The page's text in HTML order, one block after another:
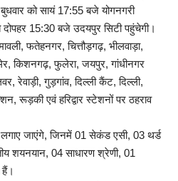
को सायं 17:55 बजे योगनगरी
15:30 बजे उदयपुर सिटी पहुंचेगी।
फतेहनगर, चित्तौड़गढ़, भीलवाड़ा,
किशनगढ़, फुलेरा, जयपुर, गांधीनगर
रेवाड़ी, गुड़गांव, दिल्ली कैंट, दिल्ली,
रूड़की एवं हरिद्वार स्टेशनों पर ठहराव
जाएंगे, जिनमें 01 सेकंड एसी, 03 थर्ड
शयनयान, 04 साधारण श्रेणी, 01
हैं।